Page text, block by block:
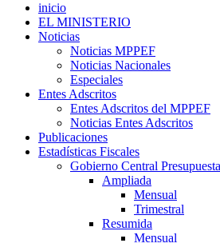
inicio
EL MINISTERIO
Noticias
Noticias MPPEF
Noticias Nacionales
Especiales
Entes Adscritos
Entes Adscritos del MPPEF
Noticias Entes Adscritos
Publicaciones
Estadísticas Fiscales
Gobierno Central
Ampliada
Mensual
Trimestral
Resumida
Mensual